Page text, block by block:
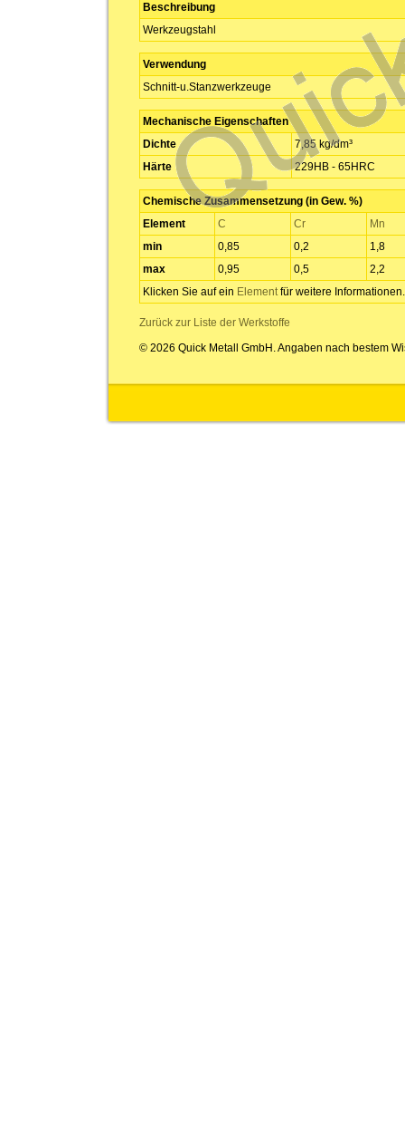
Beschreibung
Werkzeugstahl
Verwendung
Schnitt-u.Stanzwerkzeuge
Mechanische Eigenschaften
Dichte
7,85 kg/dm³
Härte
229HB - 65HRC
Chemische Zusammensetzung (in Gew. %)
Element
C Cr
Mn
min
0,85 0,2
1,8
max
0,95 0,5
2,2
Klicken Sie auf ein Elementfür weitere Informationen.
Zurück zur Liste der Werkstoffe
© 2026 Quick Metall GmbH. Angaben nach bestem